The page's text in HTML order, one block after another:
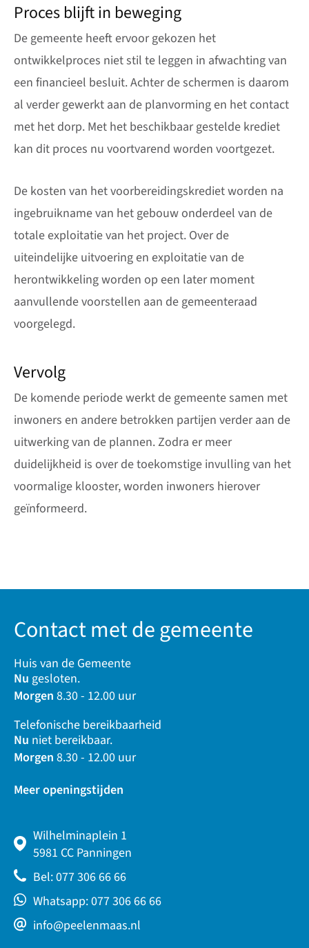
Proces blijft in beweging
De gemeente heeft ervoor gekozen het
ontwikkelproces niet stil te leggen in afwachting van
een financieel besluit. Achter de schermen is daarom
al verder gewerkt aan de planvorming en het contact
met het dorp. Met het beschikbaar gestelde krediet
kan dit proces nu voortvarend worden voortgezet.
De kosten van het voorbereidingskrediet worden na
ingebruikname van het gebouw onderdeel van de
totale exploitatie van het project. Over de
uiteindelijke uitvoering en exploitatie van de
herontwikkeling worden op een later moment
aanvullende voorstellen aan de gemeenteraad
voorgelegd.
Vervolg
De komende periode werkt de gemeente samen met
inwoners en andere betrokken partijen verder aan de
uitwerking van de plannen. Zodra er meer
duidelijkheid is over de toekomstige invulling van het
voormalige klooster, worden inwoners hierover
geïnformeerd.
Contact met de gemeente
Huis van de Gemeente
Nu gesloten.
Morgen 8.30 - 12.00 uur
Telefonische bereikbaarheid
Nu niet bereikbaar.
Morgen 8.30 - 12.00 uur
Meer openingstijden
Wilhelminaplein 1
5981 CC Panningen
Bel: 077 306 66 66
Whatsapp: 077 306 66 66
info@peelenmaas.nl